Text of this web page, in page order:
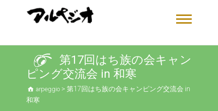
第17回はち族の会キャン
ピング交流会 in 和寒
arpeggio > 第17回はち族の会キャンピング交流会 in
和寒